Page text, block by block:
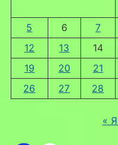
5
6 7
12
13 14
19
20 21
26
27 28
«